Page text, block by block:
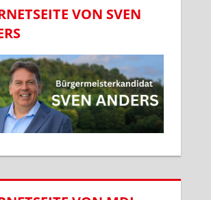
VON SVEN